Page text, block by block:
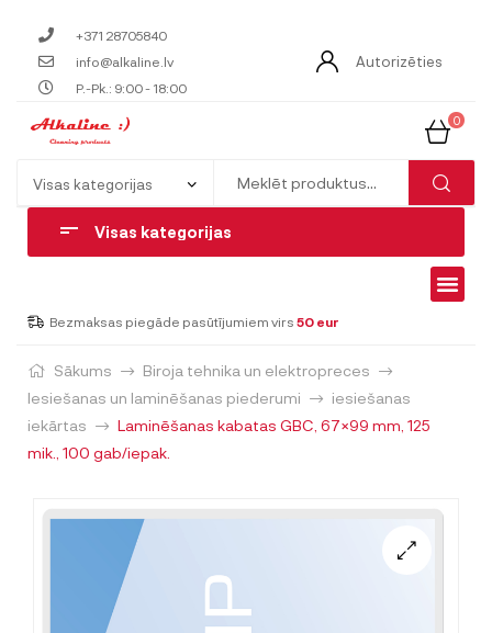
+371 28705840
info@alkaline.lv
P.-Pk.: 9:00 - 18:00
Autorizēties
0
Visas kategorijas
Bezmaksas piegāde pasūtījumiem virs 50 eur
Sākums
Biroja tehnika un elektropreces
Iesiešanas un laminēšanas piederumi
iesiešanas
iekārtas
Laminēšanas kabatas GBC, 67×99 mm, 125
mik., 100 gab/iepak.